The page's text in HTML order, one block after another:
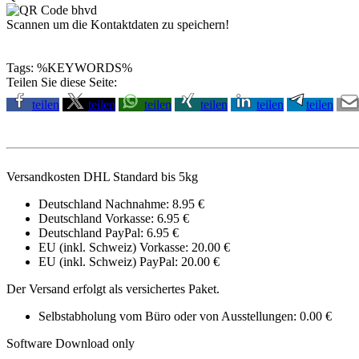
Scannen um die Kontaktdaten zu speichern!
Tags: %KEYWORDS%
Teilen Sie diese Seite:
teilen
teilen teilen teilen teilen teilen
Versandkosten DHL Standard bis 5kg
Deutschland Nachnahme: 8.95 €
Deutschland Vorkasse: 6.95 €
Deutschland PayPal: 6.95 €
EU (inkl. Schweiz) Vorkasse: 20.00 €
EU (inkl. Schweiz) PayPal: 20.00 €
Der Versand erfolgt als versichertes Paket.
Selbstabholung vom Büro oder von Ausstellungen: 0.00 €
Software Download only